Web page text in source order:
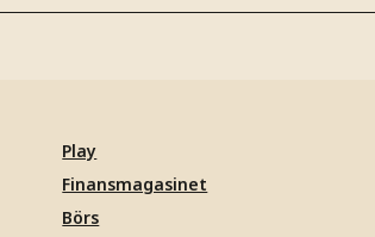
Play
Finansmagasinet
Börs